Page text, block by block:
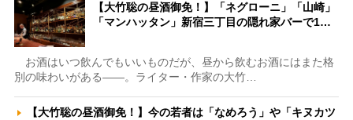
【大竹聡の昼酒御免！】「ネグローニ」「山崎」
「マンハッタン」新宿三丁目の隠れ家バーで1…
お酒はいつ飲んでもいいものだが、昼から飲むお酒にはまた格
別の味わいがある――。ライター・作家の大竹…
【大竹聡の昼酒御免！】今の若者は「なめろう」や「キヌカツ